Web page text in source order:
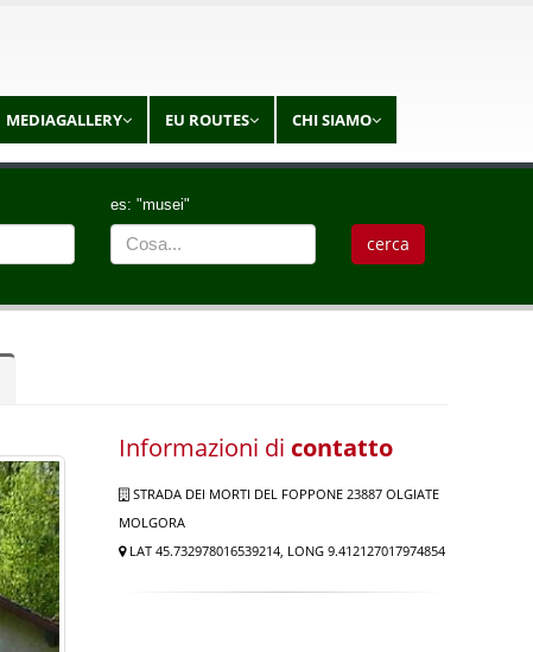
MEDIAGALLERY EU ROUTES CHI SIAMO
es: "musei"
Informazioni di contatto
STRADA DEI MORTI DEL FOPPONE 23887 OLGIATE
MOLGORA
LAT 45.732978016539214, LONG 9.412127017974854